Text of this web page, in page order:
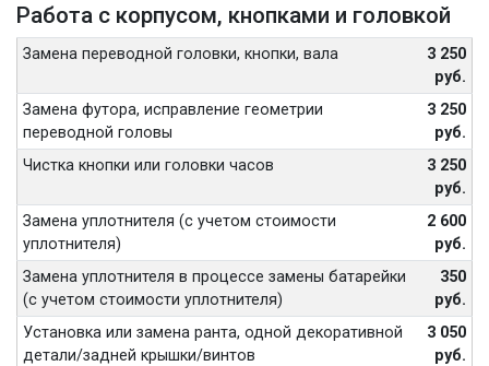
Работа с корпусом, кнопками и головкой
Замена переводной головки, кнопки, вала
3 250
руб.
Замена футора, исправление геометрии
переводной головы
3 250
руб.
Чистка кнопки или головки часов
3 250
руб.
Замена уплотнителя (с учетом стоимости
уплотнителя)
2 600
руб.
Замена уплотнителя в процессе замены батарейки
(с учетом стоимости уплотнителя)
350
руб.
Установка или замена ранта, одной декоративной
детали/задней крышки/винтов
3 050
руб.